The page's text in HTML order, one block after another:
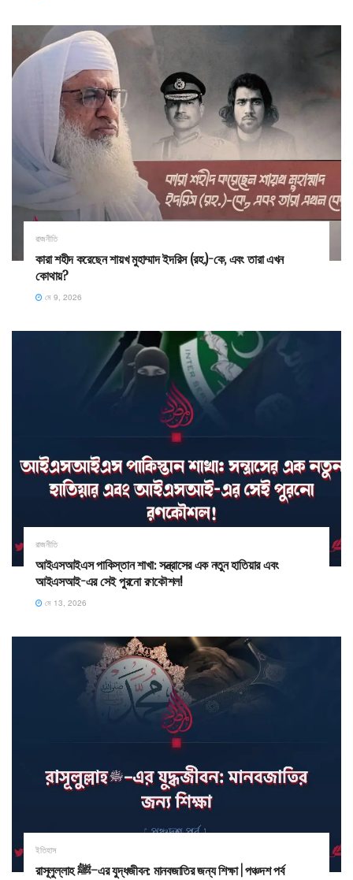
রাজনীতি
কারা শহীদ করেছেন শায়খ মুহাম্মাদ ইদরিস (রহ.)-কে, এবং তারা এখন
কোথায়?
মে 9, 2026
রাজনীতি
আইএসআইএস পাকিস্তান শাখা: সন্ত্রাসের এক নতুন হাতিয়ার এবং
আইএসআই-এর সেই পুরনো রণকৌশল!
মে 13, 2026
ইতিহাস
রাসূলুল্লাহ ﷺ–এর যুদ্ধজীবন: মানবজাতির জন্য শিক্ষা | পঞ্চদশ পর্ব